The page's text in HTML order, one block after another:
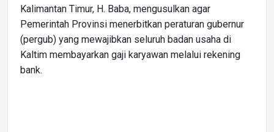
Kalimantan Timur, H. Baba, mengusulkan agar
Pemerintah Provinsi menerbitkan peraturan gubernur
(pergub) yang mewajibkan seluruh badan usaha di
Kaltim membayarkan gaji karyawan melalui rekening
bank.